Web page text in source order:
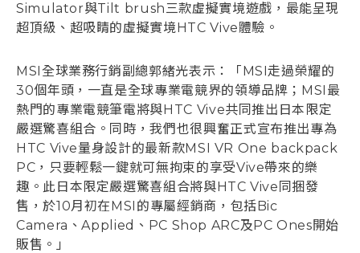
Simulator與Tilt brush三款虛擬實境遊戲，最能呈現
超頂級、超吸睛的虛擬實境HTC Vive體驗。
MSI全球業務行銷副總郭緒光表示：「MSI走過榮耀的
30個年頭，一直是全球專業電競界的領導品牌；MSI最
熱門的專業電競筆電將與HTC Vive共同推出日本限定
嚴選驚喜組合。同時，我們也很興奮正式宣布推出專為
HTC Vive量身設計的最新款MSI VR One backpack
PC，只要輕鬆一鍵就可無拘束的享受Vive帶來的樂
趣。此日本限定嚴選驚喜組合將與HTC Vive同捆發
售，於10月初在MSI的專屬經銷商，包括Bic
Camera、Applied、PC Shop ARC及PC Ones開始
販售。」